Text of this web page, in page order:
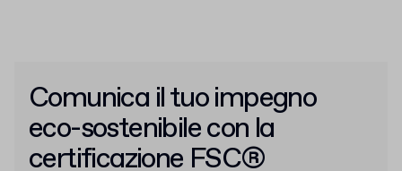
Comunica il tuo impegno
eco-sostenibile con la
certificazione FSC®